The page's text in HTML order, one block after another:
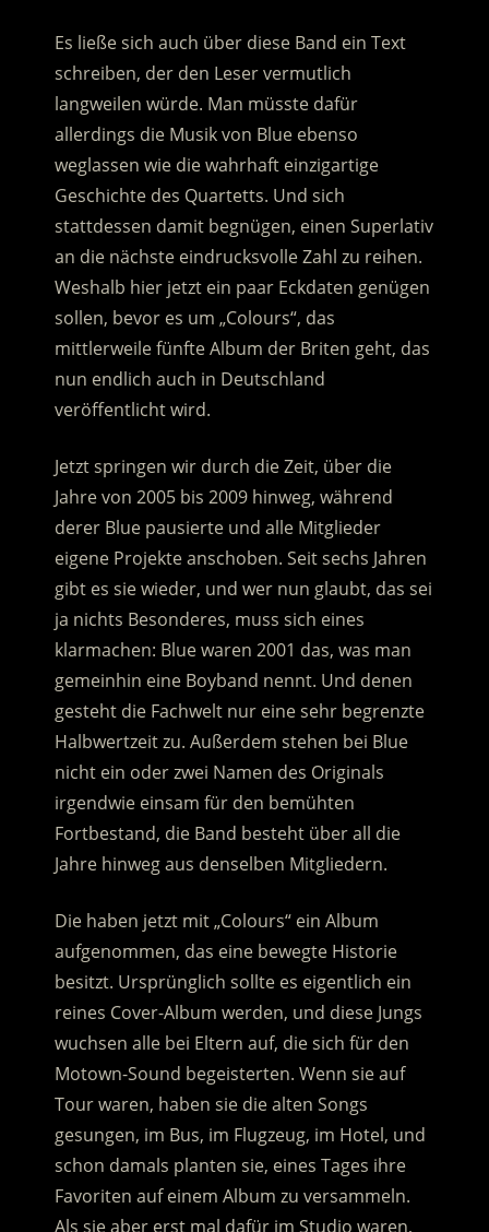
Es ließe sich auch über diese Band ein Text
schreiben, der den Leser vermutlich
langweilen würde. Man müsste dafür
allerdings die Musik von Blue ebenso
weglassen wie die wahrhaft einzigartige
Geschichte des Quartetts. Und sich
stattdessen damit begnügen, einen Superlativ
an die nächste eindrucksvolle Zahl zu reihen.
Weshalb hier jetzt ein paar Eckdaten genügen
sollen, bevor es um „Colours“, das
mittlerweile fünfte Album der Briten geht, das
nun endlich auch in Deutschland
veröffentlicht wird.
Jetzt springen wir durch die Zeit, über die
Jahre von 2005 bis 2009 hinweg, während
derer Blue pausierte und alle Mitglieder
eigene Projekte anschoben. Seit sechs Jahren
gibt es sie wieder, und wer nun glaubt, das sei
ja nichts Besonderes, muss sich eines
klarmachen: Blue waren 2001 das, was man
gemeinhin eine Boyband nennt. Und denen
gesteht die Fachwelt nur eine sehr begrenzte
Halbwertzeit zu. Außerdem stehen bei Blue
nicht ein oder zwei Namen des Originals
irgendwie einsam für den bemühten
Fortbestand, die Band besteht über all die
Jahre hinweg aus denselben Mitgliedern.
Die haben jetzt mit „Colours“ ein Album
aufgenommen, das eine bewegte Historie
besitzt. Ursprünglich sollte es eigentlich ein
reines Cover-Album werden, und diese Jungs
wuchsen alle bei Eltern auf, die sich für den
Motown-Sound begeisterten. Wenn sie auf
Tour waren, haben sie die alten Songs
gesungen, im Bus, im Flugzeug, im Hotel, und
schon damals planten sie, eines Tages ihre
Favoriten auf einem Album zu versammeln.
Als sie aber erst mal dafür im Studio waren,